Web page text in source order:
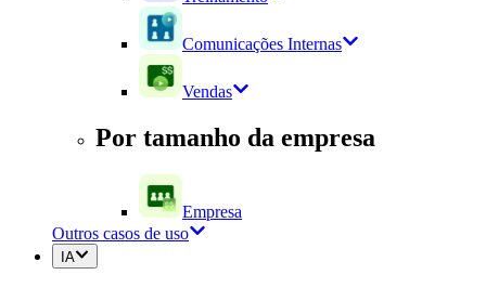
Comunicações Internas
Vendas
Por tamanho da empresa
Empresa
Outros casos de uso
IA